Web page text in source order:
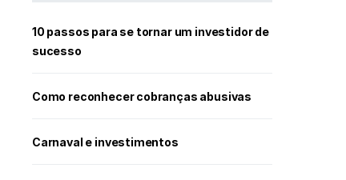
10 passos para se tornar um investidor de
sucesso
Como reconhecer cobranças abusivas
Carnaval e investimentos